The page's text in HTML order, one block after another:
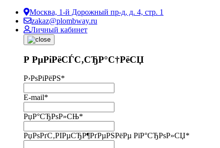
Москва, 1-й Дорожный пр-д, д. 4, стр. 1
zakaz@plombway.ru
Личный кабинет
Р РµРіРёСЃС‚СЂР°С†РёСЏ
Р›РѕРіРёРЅ*
E-mail*
РџР°СЂРѕР»СЊ*
РџРѕРґС‚РІРµСЂР¶РґРµРЅРёРµ РїР°СЂРѕР»СЏ*